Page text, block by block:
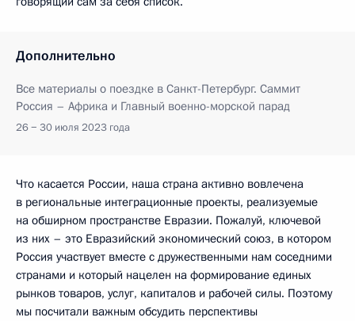
Дополнительно
Все материалы о поездке в Санкт-Петербург. Саммит
Россия – Африка и Главный военно-морской парад
26 − 30 июля 2023 года
Что касается России, наша страна активно вовлечена
в региональные интеграционные проекты, реализуемые
на обширном пространстве Евразии. Пожалуй, ключевой
из них – это Евразийский экономический союз, в котором
Россия участвует вместе с дружественными нам соседними
странами и который нацелен на формирование единых
рынков товаров, услуг, капиталов и рабочей силы. Поэтому
мы посчитали важным обсудить перспективы